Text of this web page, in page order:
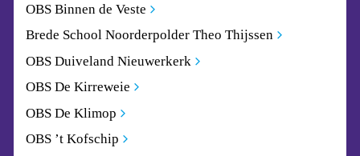
OBS Binnen de Veste
Brede School Noorderpolder Theo Thijssen
OBS Duiveland Nieuwerkerk
OBS De Kirreweie
OBS De Klimop
OBS ’t Kofschip